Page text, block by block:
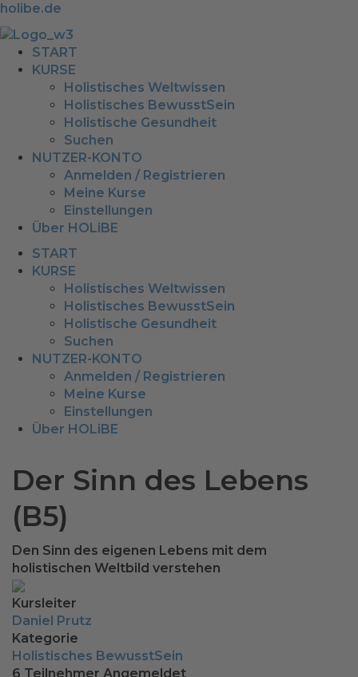
holibe.de
START
KURSE
Holistisches Weltwissen
Holistisches BewusstSein
Holistische Gesundheit
Suchen
NUTZER-KONTO
Anmelden / Registrieren
Meine Kurse
Einstellungen
Über HOLiBE
START
KURSE
Holistisches Weltwissen
Holistisches BewusstSein
Holistische Gesundheit
Suchen
NUTZER-KONTO
Anmelden / Registrieren
Meine Kurse
Einstellungen
Über HOLiBE
Der Sinn des Lebens
(B5)
Den Sinn des eigenen Lebens mit dem
holistischen Weltbild verstehen
Kursleiter
Daniel Prutz
Kategorie
Holistisches BewusstSein
6 Teilnehmer Angemeldet